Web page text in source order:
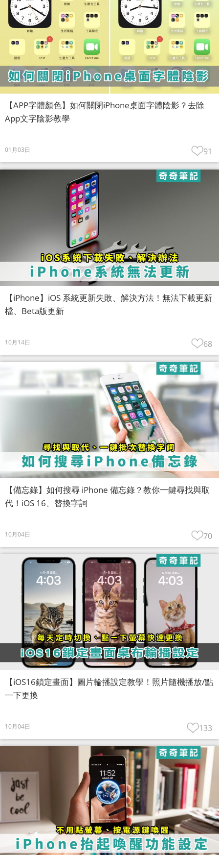
【APP字體顏色】如何關閉iPhone桌面字體陰影？去除
App文字陰影教學
01月03日 91
【iPhone】iOS 系統更新失敗、解決方法！無法下載更新
檔、Beta版更新
10月14日 68
【備忘錄】如何搜尋 iPhone 備忘錄？教你一鍵尋找與取
代！iOS 16、替換字詞
10月04日 70
【iOS16鎖定畫面】圖片輪播設定教學！照片隨機播放/點
一下更換
10月04日 133